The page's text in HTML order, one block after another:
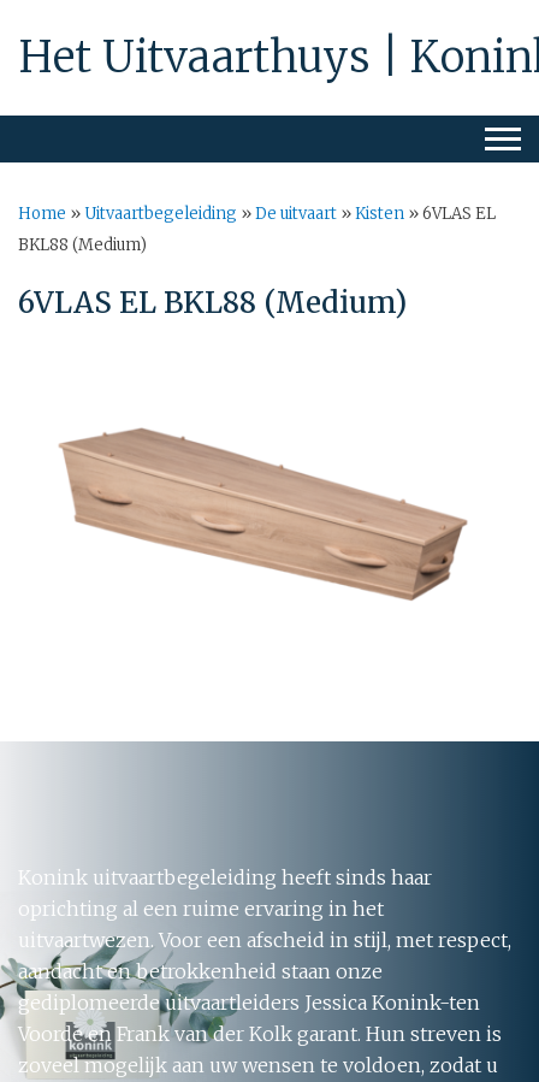
Het Uitvaarthuys |
Home »Uitvaartbegeleiding »De uitvaart »Kisten »6VLAS EL
BKL88 (Medium)
6VLAS EL BKL88 (Medium)
Konink uitvaartbegeleiding heeft sinds haar
oprichting al een ruime ervaring in het
uitvaartwezen. Voor een afscheid in stijl, met respect,
aandacht en betrokkenheid staan onze
gediplomeerde uitvaartleiders Jessica Konink-ten
Voorde en Frank van der Kolk garant. Hun streven is
zoveel mogelijk aan uw wensen te voldoen, zodat u